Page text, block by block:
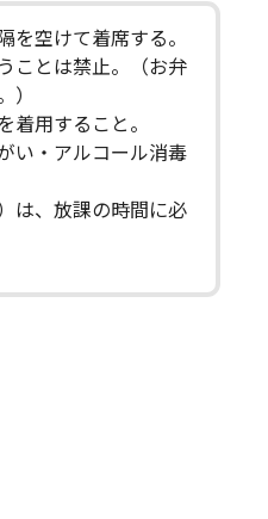
空けて着席する。
ことは禁止。（お弁
）
用すること。
い・アルコール消毒
は、放課の時間に必